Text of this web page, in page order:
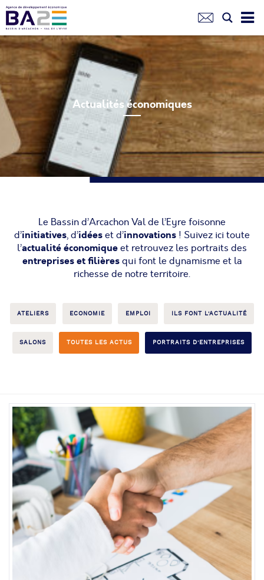
Aller
au
contenu
principal
Actualités économiques
Le Bassin d’Arcachon Val de l’Eyre foisonne
d’initiatives, d’idéeset d’innovations ! Suivez ici toute
l’actualité économiqueet retrouvez les portraits des
entreprises et filièresqui font le dynamisme et la
richesse de notre territoire.
ATELIERS ECONOMIE EMPLOI ILS FONT L'ACTUALITÉ
SALONS TOUTES LES ACTUS PORTRAITS D'ENTREPRISES